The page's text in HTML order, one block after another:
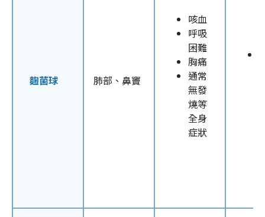
麴菌球 肺部、鼻竇
咳血
呼吸
困難
胸痛
通常
無發
燒等
全身
症狀